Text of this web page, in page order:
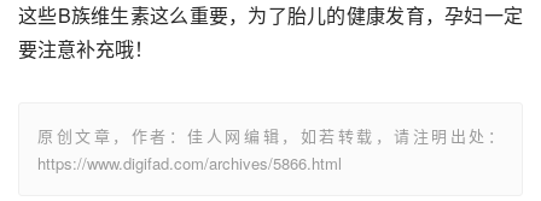
这些B族维生素这么重要，为了胎儿的健康发育，孕妇一定
要注意补充哦！
原创文章，作者：佳人网编辑，如若转载，请注明出处：
https://www.digifad.com/archives/5866.html